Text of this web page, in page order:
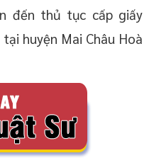
đến thủ tục cấp giấy
huyện Mai Châu Hoà